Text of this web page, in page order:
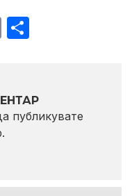
Email
публикувате